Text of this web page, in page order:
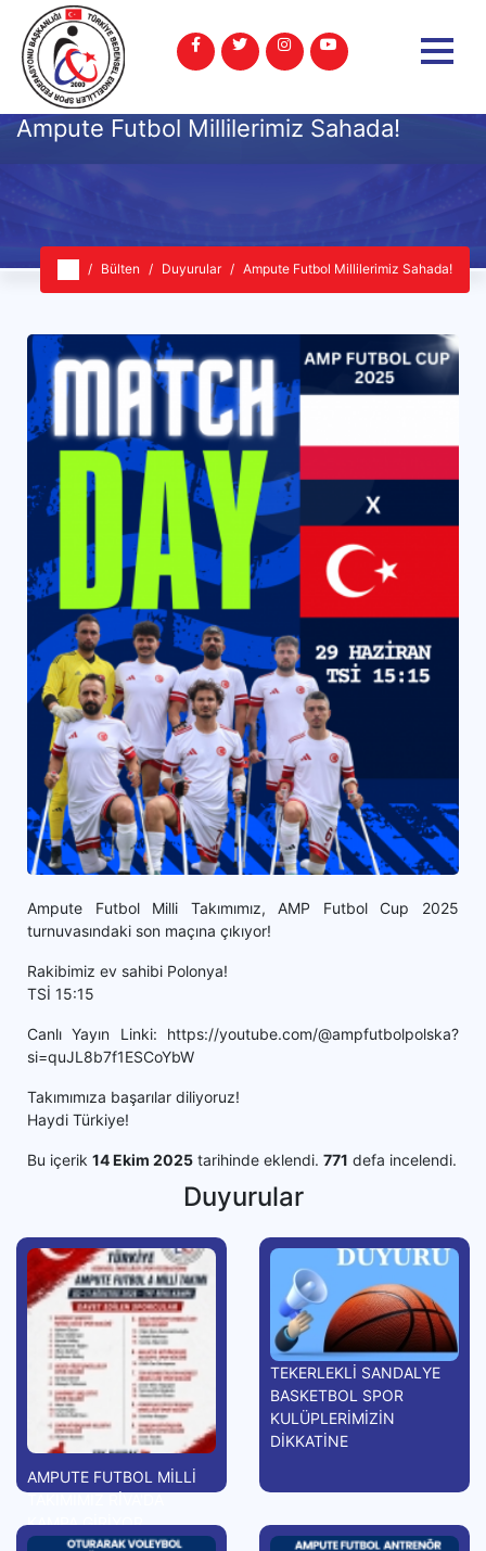
Ampute Futbol Millilerimiz Sahada!
Bülten Duyurular Ampute Futbol Millilerimiz Sahada!
Ampute Futbol Milli Takımımız, AMP Futbol Cup 2025
turnuvasındaki son maçına çıkıyor!
Rakibimiz ev sahibi Polonya!
TSİ 15:15
Canlı Yayın Linki: https://youtube.com/@ampfutbolpolska?
si=quJL8b7f1ESCoYbW
Takımımıza başarılar diliyoruz!
Haydi Türkiye!
Bu içerik 14 Ekim 2025 tarihinde eklendi. 771 defa incelendi.
Duyurular
AMPUTE FUTBOL MİLLİ
KAMPA GİRİYOR
TEKERLEKLİ SANDALYE
BASKETBOL SPOR
KULÜPLERİMİZİN
DİKKATİNE